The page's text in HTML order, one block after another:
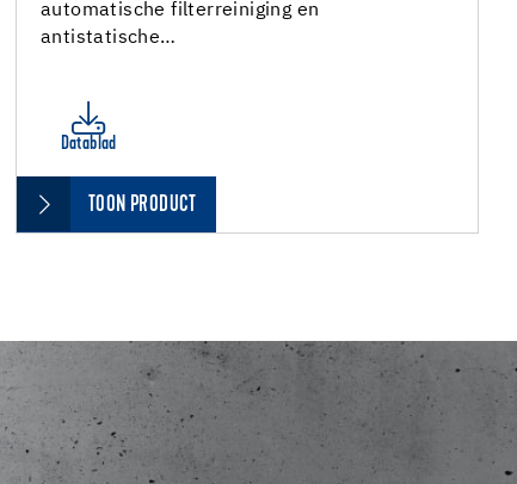
automatische filterreiniging en
antistatische…
Datablad
TOON PRODUCT